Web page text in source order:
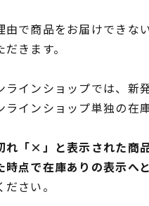
由で商品をお届けできな
きます。
ラインショップでは、新
ラインショップ単独の在
れ「×」と表示された商
点で在庫ありの表示へ
さい。